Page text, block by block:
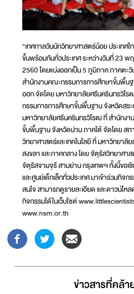
“เทศกาลวันนักวิทยาศาสตร์น้อย ประเทศ
ขึ้นพร้อมกันทั่วประเทศ ระหว่างวันที่ 23
2560 โดยแบ่งออกเป็น 5 ภูมิภาค ภาคตะ
สำนักงานคณะกรรมการการศึกษาขั้นพื้น
ออก จัดโดย มหาวิทยาลัยศรีนครินทรวิโ
กรรมการการศึกษาขั้นพื้นฐาน จังหวัดสร
มหาวิทยาลัยศรีนครินทรวิโรฒ ที่ สำนักง
ขั้นพื้นฐาน จังหวัดน่าน ภาคใต้ จัดโดย สถ
วิทยาศาสตร์และเทคโนโลยี ที่ มหาวิทยาลั
สงขลา และภาคกลาง โดย จัตุรัสวิทยาศา
จัตุรัสจามจุรี สามย่าน กรุงเทพฯ ทั้งนี้ขอเ
และศูนย์เด็กเล็กทั่วประเทศ มาเข้าร่วมกิจ
สนใจ สามารถดูรายละเอียด และดาวน์โห
กิจกรรมได้ในเว็บไซต์
www.nsm.or.th
ข่าวสารที่่คล้